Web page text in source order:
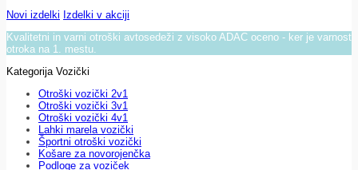
Novi izdelki Izdelki v akciji
Kvalitetni in varni otroški avtosedeži z visoko ADAC oceno - ker je varnost
otroka na 1. mestu.
Kategorija Vozički
Otroški vozički 2v1
Otroški vozički 3v1
Otroški vozički 4v1
Lahki marela vozički
Športni otroški vozički
Košare za novorojenčka
Podloge za voziček